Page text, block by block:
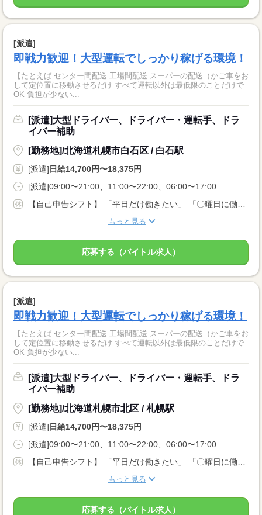
[派遣]
即戦力歓迎！大型運転でしっかり稼げる環境！
【たとえば センター間配送 工場間配送 スーパーの配送（かご車をお
して定位置に移動させるだけ すべて運転以外は最低限のことだけで
OK 負担が少ない...
[派遣]大型ドライバー、ドライバー・運転手、ドラ
イバー補助
[勤務地]/北海道札幌市白石区 / 白石駅
[派遣]日給14,700円〜18,375円
[派遣]09:00〜21:00、11:00〜22:00、06:00〜17:00
もっと見る
応募する（バイトル求人）
[派遣]
即戦力歓迎！大型運転でしっかり稼げる環境！
【たとえば センター間配送 工場間配送 スーパーの配送（かご車をお
して定位置に移動させるだけ すべて運転以外は最低限のことだけで
OK 負担が少ない...
[派遣]大型ドライバー、ドライバー・運転手、ドラ
イバー補助
[勤務地]/北海道札幌市北区 / 札幌駅
[派遣]日給14,700円〜18,375円
[派遣]09:00〜21:00、11:00〜22:00、06:00〜17:00
もっと見る
応募する（バイトル求人）